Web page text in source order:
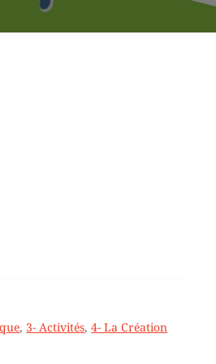
,3- Activités,4- La Création